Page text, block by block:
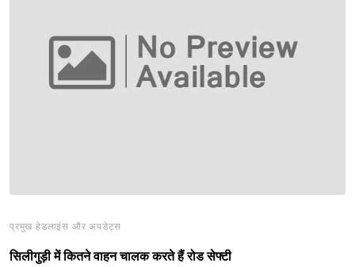
प्रमुख हेडलाइंस और अपडेट्स
सिलीगुड़ी में कितने वाहन चालक करते हैं रोड सेफ्टी